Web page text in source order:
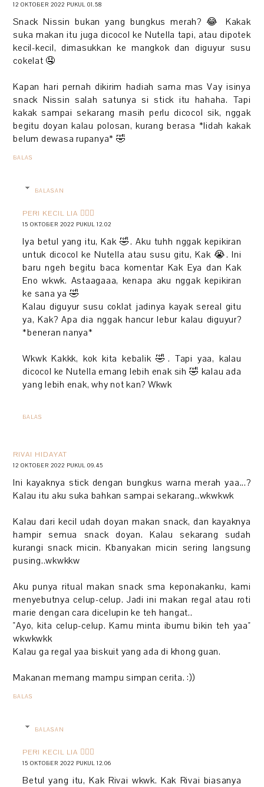
12 OKTOBER 2022 PUKUL 01.58
Snack Nissin bukan yang bungkus merah? 😂 Kakak
suka makan itu juga dicocol ke Nutella tapi, atau dipotek
kecil-kecil, dimasukkan ke mangkok dan diguyur susu
cokelat 🤤
Kapan hari pernah dikirim hadiah sama mas Vay isinya
snack Nissin salah satunya si stick itu hahaha. Tapi
kakak sampai sekarang masih perlu dicocol sik, nggak
begitu doyan kalau polosan, kurang berasa *lidah kakak
belum dewasa rupanya* 🤣
BALAS
BALASAN
PERI KECIL LIA 🧚🏻‍♀️
15 OKTOBER 2022 PUKUL 12.02
Iya betul yang itu, Kak 🤣. Aku tuhh nggak kepikiran
untuk dicocol ke Nutella atau susu gitu, Kak 😭. Ini
baru ngeh begitu baca komentar Kak Eya dan Kak
Eno wkwk. Astaagaaa, kenapa aku nggak kepikiran
ke sana ya 🤣
Kalau diguyur susu coklat jadinya kayak sereal gitu
ya, Kak? Apa dia nggak hancur lebur kalau diguyur?
*beneran nanya*
Wkwk Kakkk, kok kita kebalik 🤣. Tapi yaa, kalau
dicocol ke Nutella emang lebih enak sih 🤣 kalau ada
yang lebih enak, why not kan? Wkwk
BALAS
RIVAI HIDAYAT
12 OKTOBER 2022 PUKUL 09.45
Ini kayaknya stick dengan bungkus warna merah yaa...?
Kalau itu aku suka bahkan sampai sekarang..wkwkwk
Kalau dari kecil udah doyan makan snack, dan kayaknya
hampir semua snack doyan. Kalau sekarang sudah
kurangi snack micin. Kbanyakan micin sering langsung
pusing..wkwkkw
Aku punya ritual makan snack sma keponakanku, kami
menyebutnya celup-celup. Jadi ini makan regal atau roti
marie dengan cara dicelupin ke teh hangat..
"Ayo, kita celup-celup. Kamu minta ibumu bikin teh yaa"
wkwkwkk
Kalau ga regal yaa biskuit yang ada di khong guan.
Makanan memang mampu simpan cerita. :))
BALAS
BALASAN
PERI KECIL LIA 🧚🏻‍♀️
15 OKTOBER 2022 PUKUL 12.06
Betul yang itu, Kak Rivai wkwk. Kak Rivai biasanya